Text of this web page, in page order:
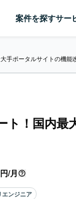
案件を探すサー
手ポータルサイトの機能
ト！国内
円/月
ンジニア